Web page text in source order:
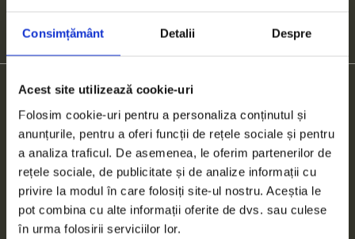
Consimțământ Detalii Despre
Acest site utilizează cookie-uri
Folosim cookie-uri pentru a personaliza conținutul și
anunțurile, pentru a oferi funcții de rețele sociale și pentru
a analiza traficul. De asemenea, le oferim partenerilor de
rețele sociale, de publicitate și de analize informații cu
privire la modul în care folosiți site-ul nostru. Aceștia le
pot combina cu alte informații oferite de dvs. sau culese
în urma folosirii serviciilor lor.
Imprint Data Protection Provisions
Disclaimer
Useful Information
Whistleblowing